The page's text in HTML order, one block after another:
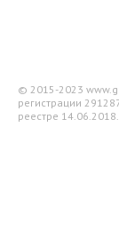
© 2015-2023
регистрации
реестре 14.06.2018.